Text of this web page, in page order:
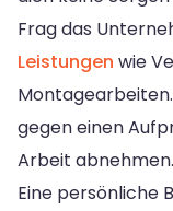
Frag das
Leistungen wie
gegen einen
Arbeit abnehmen.
Eine persönliche